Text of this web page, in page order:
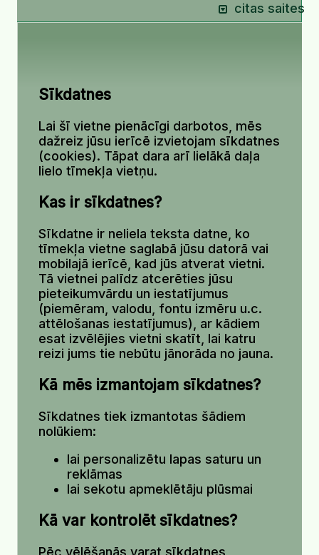
citas saites
Sīkdatnes
Lai šī vietne pienācīgi darbotos, mēs
dažreiz jūsu ierīcē izvietojam sīkdatnes
(cookies). Tāpat dara arī lielākā daļa
lielo tīmekļa vietņu.
Kas ir sīkdatnes?
Sīkdatne ir neliela teksta datne, ko
tīmekļa vietne saglabā jūsu datorā vai
mobilajā ierīcē, kad jūs atverat vietni.
Tā vietnei palīdz atcerēties jūsu
pieteikumvārdu un iestatījumus
(piemēram, valodu, fontu izmēru u.c.
attēlošanas iestatījumus), ar kādiem
esat izvēlējies vietni skatīt, lai katru
reizi jums tie nebūtu jānorāda no jauna.
Kā mēs izmantojam sīkdatnes?
Sīkdatnes tiek izmantotas šādiem
nolūkiem:
lai personalizētu lapas saturu un
reklāmas
lai sekotu apmeklētāju plūsmai
Kā var kontrolēt sīkdatnes?